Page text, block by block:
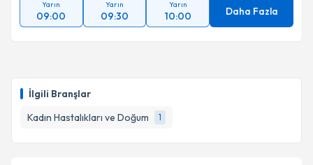
İlgili Branşlar
Kadın Hastalıkları ve Doğum
1
Yarın
09:00
Yarın
09:30
Yarın
10:00 Daha Fazla